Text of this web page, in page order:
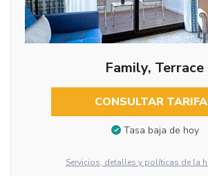
Family, Terrace
CONSULTAR
Tasa baja de hoy
Servicios, detalles y políticas de la